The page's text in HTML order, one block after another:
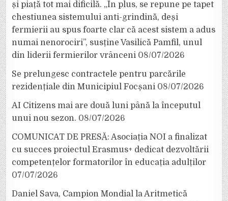
și piață tot mai dificilă. „În plus, se repune pe tapet
chestiunea sistemului anti-grindină, deși
fermierii au spus foarte clar că acest sistem a adus
numai nenorociri”, susține Vasilică Pamfil, unul
din liderii fermierilor vrânceni 08/07/2026
Se prelungesc contractele pentru parcările
rezidențiale din Municipiul Focșani 08/07/2026
AI Citizens mai are două luni până la începutul
unui nou sezon. 08/07/2026
COMUNICAT DE PRESĂ: Asociația NOI a finalizat
cu succes proiectul Erasmus+ dedicat dezvoltării
competențelor formatorilor în educația adulților
07/07/2026
Daniel Sava, Campion Mondial la Aritmetică